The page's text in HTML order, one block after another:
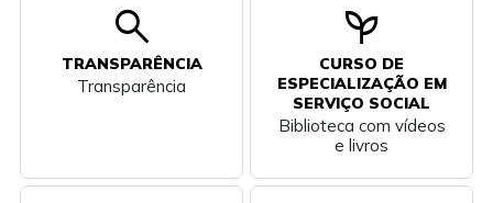
search
TRANSPARÊNCIA
Transparência
psychiatry
CURSO DE
ESPECIALIZAÇÃO EM
SERVIÇO SOCIAL
Biblioteca com vídeos
e livros